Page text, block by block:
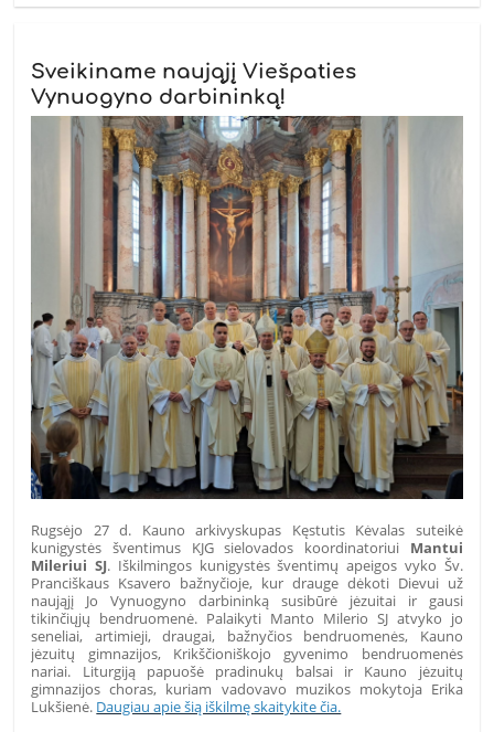
Sveikiname naująjį Viešpaties
Vynuogyno darbininką!
Rugsėjo 27 d. Kauno arkivyskupas Kęstutis Kėvalas suteikė
kunigystės šventimus KJG sielovados koordinatoriui Mantui
Mileriui SJ. Iškilmingos kunigystės šventimų apeigos vyko Šv.
Pranciškaus Ksavero bažnyčioje, kur drauge dėkoti Dievui už
naująjį Jo Vynuogyno darbininką susibūrė jėzuitai ir gausi
tikinčiųjų bendruomenė. Palaikyti Manto Milerio SJ atvyko jo
seneliai, artimieji, draugai, bažnyčios bendruomenės, Kauno
jėzuitų gimnazijos, Krikščioniškojo gyvenimo bendruomenės
nariai. Liturgiją papuošė pradinukų balsai ir Kauno jėzuitų
gimnazijos choras, kuriam vadovavo muzikos mokytoja Erika
Lukšienė. Daugiau apie šią iškilmę skaitykite čia.